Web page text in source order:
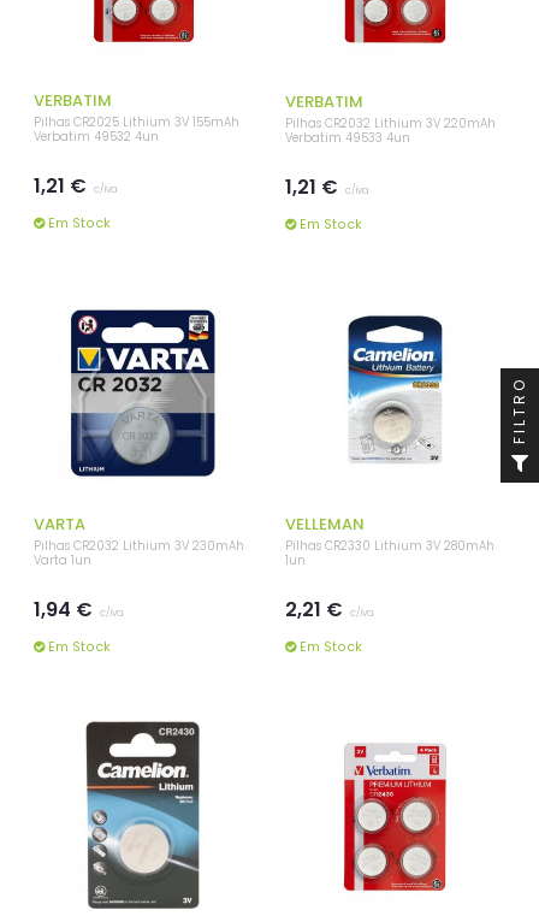
VERBATIM
Pilhas CR2025 Lithium 3V 155mAh
Verbatim 49532 4un
1,21 € c/iva
Em Stock
VERBATIM
Pilhas CR2032 Lithium 3V 220mAh
Verbatim 49533 4un
1,21 € c/iva
Em Stock
VARTA
Pilhas CR2032 Lithium 3V 230mAh
Varta 1un
1,94 € c/iva
Em Stock
VELLEMAN
Pilhas CR2330 Lithium 3V 280mAh
1un
2,21 € c/iva
Em Stock
FILTRO